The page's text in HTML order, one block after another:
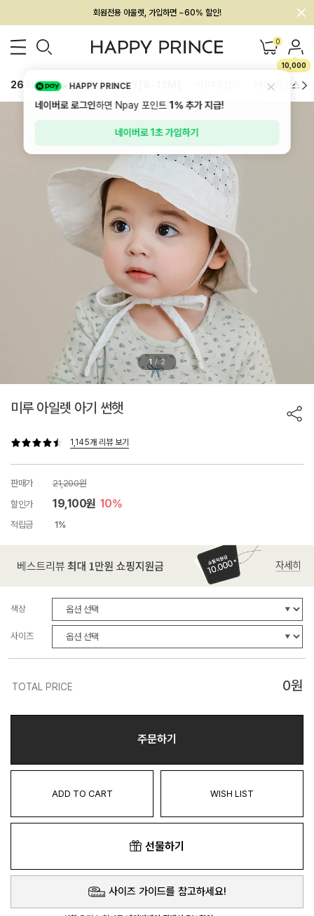
회원전용 아울렛, 가입하면 ~60% 할인!
멤버십 최대 28,000원 혜택 0
10,000
26SS 신상 BEST BABY[6~12M] 하의/레깅스
1 / 2
미루 아일렛 아기 썬햇
1,145개 리뷰 보기
판매가
21,200원
할인가
19,100원 10%
적립금 1%
색상
사이즈
TOTAL PRICE 0원
주문하기
ADD TO CART WISH LIST
선물하기
사이즈 가이드를 참고하세요!
HAPPY PRINCE
네이버로 로그인하면 Npay 포인트1%추가 지급!
네이버로 1초 가입하기